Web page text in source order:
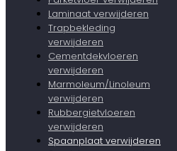
Laminaat verwijderen
Trapbekleding
verwijderen
Cementdekvloeren
verwijderen
Marmoleum/Linoleum
verwijderen
Rubbergietvloeren
verwijderen
Spaanplaat verwijderen